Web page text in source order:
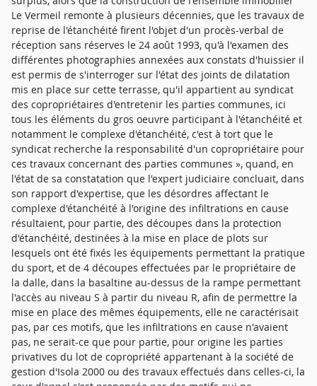
Le Vermeil remonte à plusieurs décennies, que les travaux de
reprise de l'étanchéité firent l'objet d'un procès-verbal de
réception sans réserves le 24 août 1993, qu'à l'examen des
différentes photographies annexées aux constats d'huissier il
est permis de s'interroger sur l'état des joints de dilatation
mis en place sur cette terrasse, qu'il appartient au syndicat
des copropriétaires d'entretenir les parties communes, ici
tous les éléments du gros oeuvre participant à l'étanchéité et
notamment le complexe d'étanchéité, c'est à tort que le
syndicat recherche la responsabilité d'un copropriétaire pour
ces travaux concernant des parties communes », quand, en
l'état de sa constatation que l'expert judiciaire concluait, dans
son rapport d'expertise, que les désordres affectant le
complexe d'étanchéité à l'origine des infiltrations en cause
résultaient, pour partie, des découpes dans la protection
d'étanchéité, destinées à la mise en place de plots sur
lesquels ont été fixés les équipements permettant la pratique
du sport, et de 4 découpes effectuées par le propriétaire de
la dalle, dans la basaltine au-dessus de la rampe permettant
l'accès au niveau S à partir du niveau R, afin de permettre la
mise en place des mêmes équipements, elle ne caractérisait
pas, par ces motifs, que les infiltrations en cause n'avaient
pas, ne serait-ce que pour partie, pour origine les parties
privatives du lot de copropriété appartenant à la société de
gestion d'Isola 2000 ou des travaux effectués dans celles-ci, la